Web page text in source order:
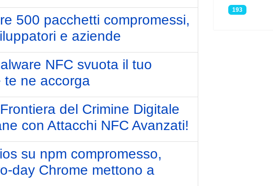
500 pacchetti compromessi,
e aziende
NFC svuota il tuo
te ne accorga
del Crimine Digitale
con Attacchi NFC Avanzati!
su npm compromesso,
day Chrome mettono a
193